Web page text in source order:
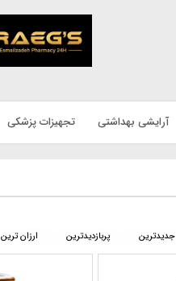
آرایشی بهداشتی تجهیزات پزشکی
جدیدترین پربازدیدترین ارزان ترین